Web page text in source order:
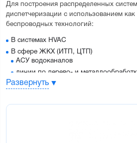
Для построения распределенных
диспетчеризации с использованием
беспроводных технологий:
В системах HVAC
В сфере ЖКХ (ИТП, ЦТП)
АСУ водоканалов
линии по дерево- и
т.д.)
Развернуть